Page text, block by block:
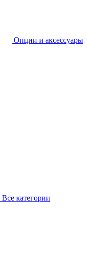
Опции и аксессуары
Все категории